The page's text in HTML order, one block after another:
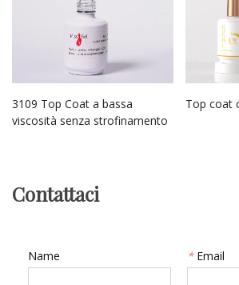
3109 Top Coat a bassa
viscosità senza strofinamento
Top coat
Contattaci
Name * Email